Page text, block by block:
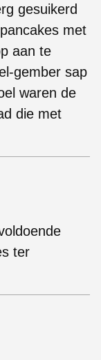
gesuikerd
met
aan te
gember sap
waren de
die met
ter